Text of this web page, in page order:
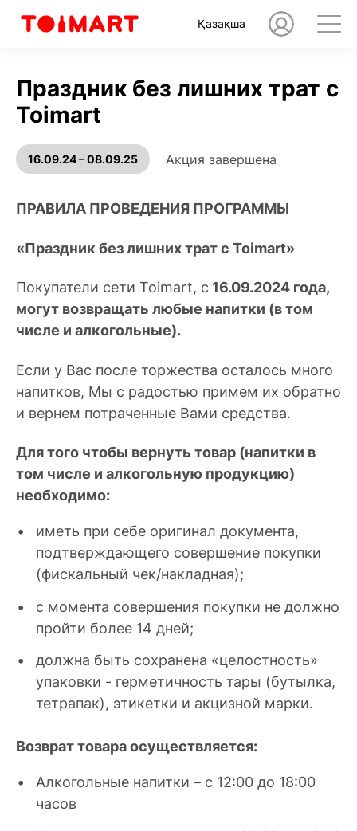
Қазақша
Праздник без лишних трат с
Toimart
16.09.24 – 08.09.25 Акция завершена
ПРАВИЛА ПРОВЕДЕНИЯ ПРОГРАММЫ
«Праздник без лишних трат с Toimart»
Покупатели сети Toimart, с 16.09.2024 года,
могут возвращать любые напитки (в том
числе и алкогольные).
Если у Вас после торжества осталось много
напитков, Мы с радостью примем их обратно
и вернем потраченные Вами средства.
Для того чтобы вернуть товар (напитки в
том числе и алкогольную продукцию)
необходимо:
иметь при себе оригинал документа,
подтверждающего совершение покупки
(фискальный чек/накладная);
с момента совершения покупки не должно
пройти более 14 дней;
должна быть сохранена «целостность»
упаковки - герметичность тары (бутылка,
тетрапак), этикетки и акцизной марки.
Возврат товара осуществляется:
Алкогольные напитки – с 12:00 до 18:00
часов